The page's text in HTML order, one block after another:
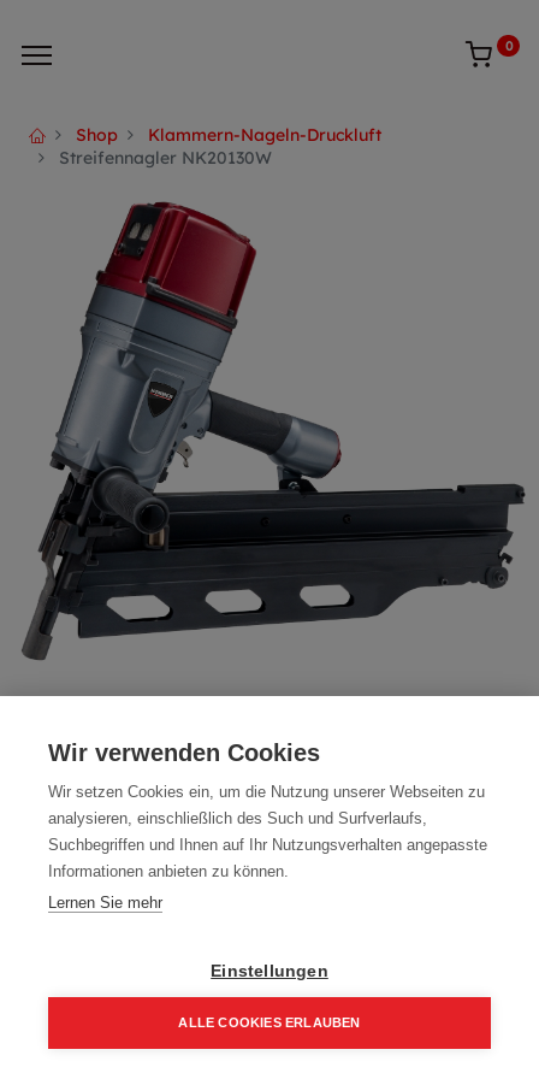
0
Shop
Klammern-Nageln-Druckluft
Streifennagler NK20130W
Artikelnummer:NK20130W
Streifennagler NK 20 130W, 90 - 130mm
901,00€
1.081,20 € inkl. Mwst
901,00 € / Stk.
In den Einkaufskorb
Wir verwenden Cookies
Wir setzen Cookies ein, um die Nutzung unserer Webseiten zu
analysieren, einschließlich des Such und Surfverlaufs,
Suchbegriffen und Ihnen auf Ihr Nutzungsverhalten angepasste
Informationen anbieten zu können.
Lernen Sie mehr
Einstellungen
ALLE COOKIES ERLAUBEN